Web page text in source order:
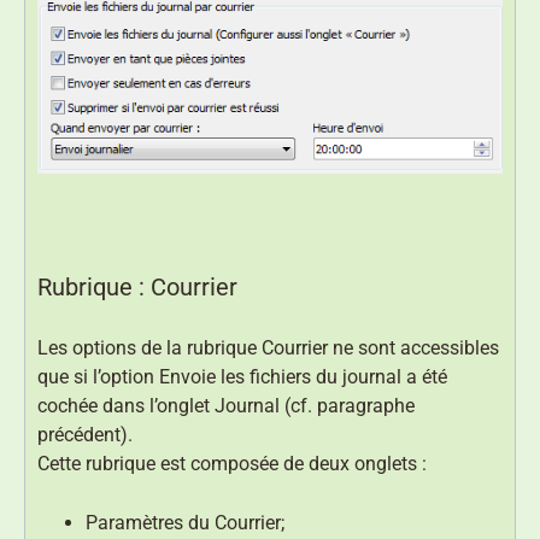
Rubrique : Courrier
Les options de la rubrique Courrier ne sont accessibles
que si l’option Envoie les fichiers du journal a été
cochée dans l’onglet Journal (cf. paragraphe
précédent).
Cette rubrique est composée de deux onglets :
Paramètres du Courrier;